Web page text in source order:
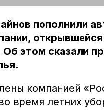
пополнили
этом сказали
компанией
время летних